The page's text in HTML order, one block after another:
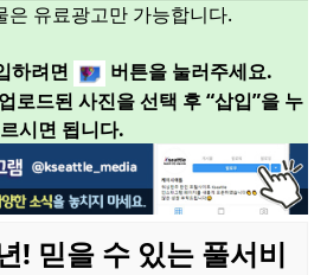
은 유료광고만 가능합니다.
하려면
버튼을 눌러주세요.
로드된 사진을 선택 후 “삽입”을 누
르시면 됩니다.
! 믿을 수 있는 풀서비